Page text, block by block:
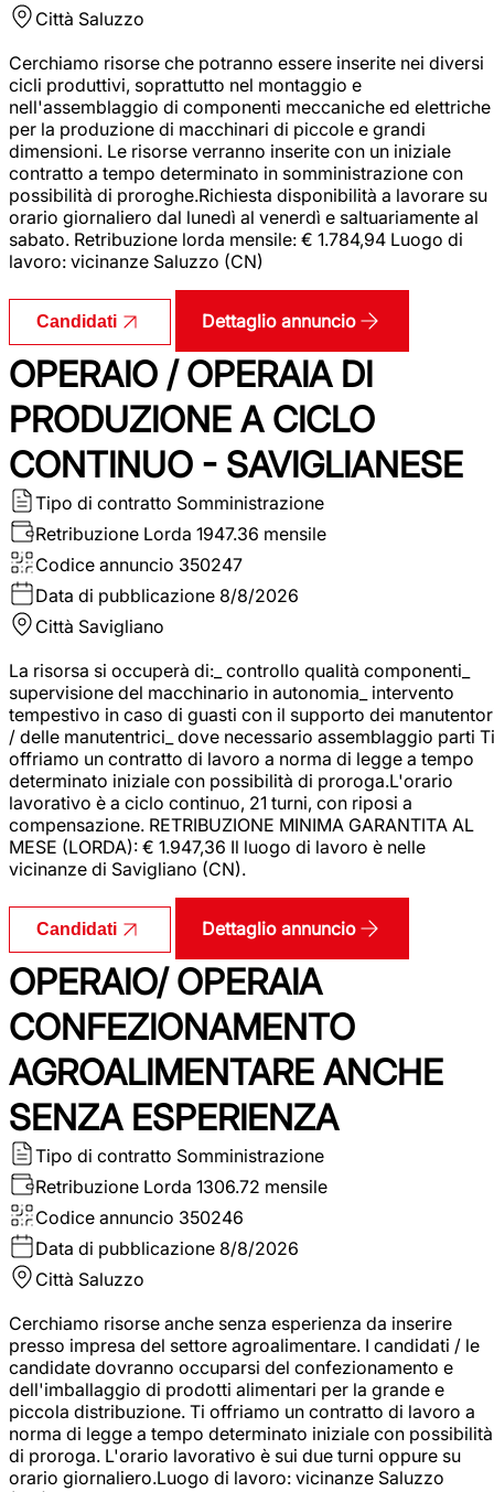
Città Saluzzo
Cerchiamo risorse che potranno essere inserite nei diversi
cicli produttivi, soprattutto nel montaggio e
nell'assemblaggio di componenti meccaniche ed elettriche
per la produzione di macchinari di piccole e grandi
dimensioni. Le risorse verranno inserite con un iniziale
contratto a tempo determinato in somministrazione con
possibilità di proroghe.Richiesta disponibilità a lavorare su
orario giornaliero dal lunedì al venerdì e saltuariamente al
sabato. Retribuzione lorda mensile: € 1.784,94 Luogo di
lavoro: vicinanze Saluzzo (CN)
Candidati Dettaglio annuncio
OPERAIO / OPERAIA DI
PRODUZIONE A CICLO
CONTINUO - SAVIGLIANESE
Tipo di contratto Somministrazione
Retribuzione Lorda 1947.36 mensile
Codice annuncio 350247
Data di pubblicazione 8/8/2026
Città Savigliano
La risorsa si occuperà di:_ controllo qualità componenti_
supervisione del macchinario in autonomia_ intervento
tempestivo in caso di guasti con il supporto dei
/ delle manutentrici_ dove necessario assemblaggio parti Ti
offriamo un contratto di lavoro a norma di legge a tempo
determinato iniziale con possibilità di proroga.L'orario
lavorativo è a ciclo continuo, 21 turni, con riposi a
compensazione. RETRIBUZIONE MINIMA GARANTITA AL
MESE (LORDA): € 1.947,36 Il luogo di lavoro è nelle
vicinanze di Savigliano (CN).
Candidati Dettaglio annuncio
OPERAIO/ OPERAIA
CONFEZIONAMENTO
AGROALIMENTARE ANCHE
SENZA ESPERIENZA
Tipo di contratto Somministrazione
Retribuzione Lorda 1306.72 mensile
Codice annuncio 350246
Data di pubblicazione 8/8/2026
Città Saluzzo
Cerchiamo risorse anche senza esperienza da inserire
presso impresa del settore agroalimentare. I candidati / le
candidate dovranno occuparsi del confezionamento e
dell'imballaggio di prodotti alimentari per la grande e
piccola distribuzione. Ti offriamo un contratto di lavoro a
norma di legge a tempo determinato iniziale con possibilità
di proroga. L'orario lavorativo è sui due turni oppure su
orario giornaliero.Luogo di lavoro: vicinanze Saluzzo